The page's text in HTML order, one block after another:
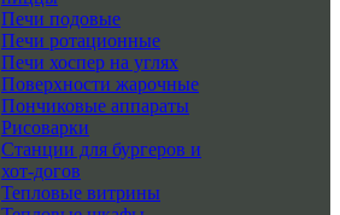
Печи подовые
Печи ротационные
Печи хоспер на углях
Поверхности жарочные
Пончиковые аппараты
Рисоварки
Станции для бургеров и
хот-догов
Тепловые витрины